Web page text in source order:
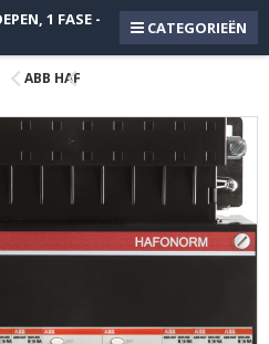
1 FASE -
CATEGORIEËN
ABB HAF